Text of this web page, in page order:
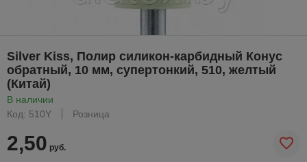
Silver Kiss, Полир силикон-карбидный Конус
обратный, 10 мм, супертонкий, 510, желтый
(Китай)
В наличии
Код: 510Y
Розница
2,50 руб.